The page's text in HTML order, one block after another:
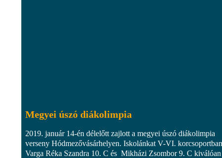
Megyei úszó diákolimpia
2019. január 14-én délelőtt zajlott a megyei úszó diákolimpia
verseny Hódmezővásárhelyen. Iskolánkat V-VI. korcsoportban
Varga Réka Szandra 10. C és Mikházi Zsombor 9. C kiválóan